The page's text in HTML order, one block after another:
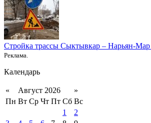
Стройка трассы Сыктывкар – Нарьян-Мар
Реклама.
Календарь
« Август 2026
»
Пн Вт Ср Чт Пт Сб Вс
1
2